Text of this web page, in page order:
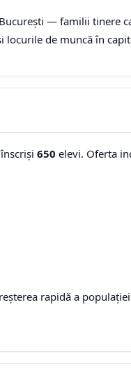
— familii tinere
locurile de muncă în
650 elevi. Oferta
rapidă a